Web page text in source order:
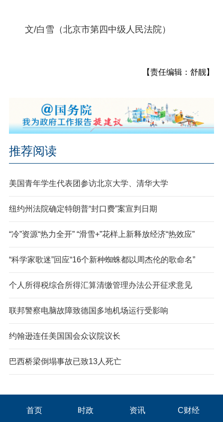
文/白雪（北京市第四中级人民法院）
【责任编辑：舒靓】
推荐阅读
美国青年学生代表团参访北京大学、清华大学
纽约州法院确定特朗普“封口费”案宣判日期
“冷”资源“热力全开” “滑雪+”花样上新释放经济“热效应”
“科学家歌迷”回应“16个新种蜘蛛都以周杰伦的歌命名”
个人所得税综合所得汇算清缴管理办法公开征求意见
联邦警察电脑故障致德国多地机场运行受影响
约翰逊连任美国国会众议院议长
巴西桥梁倒塌事故已致13人死亡
首页 时政 资讯 C财经